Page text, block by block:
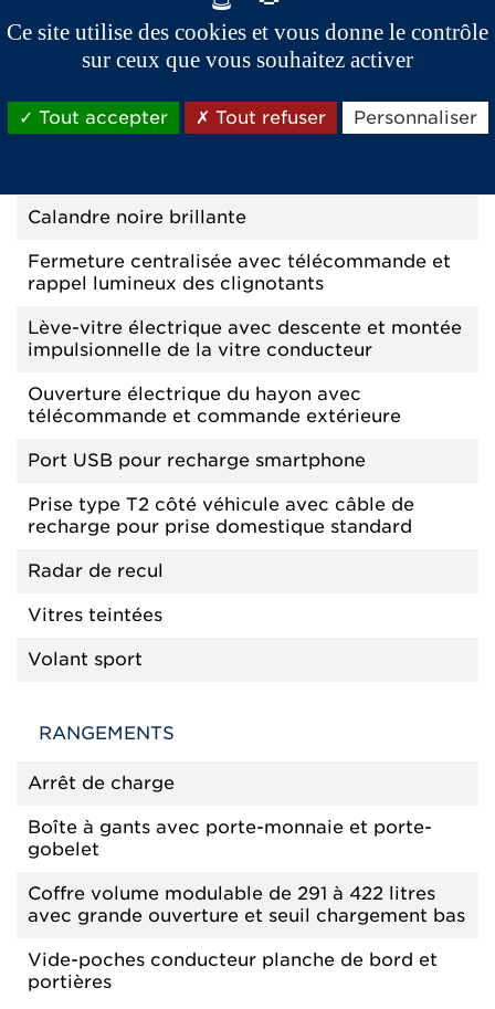
CONFORT ET FINITIONS
Antipincement sur vitre électrique
impulsionnelle
Calandre noire brillante
Fermeture centralisée avec télécommande et
rappel lumineux des clignotants
Lève-vitre électrique avec descente et montée
impulsionnelle de la vitre conducteur
Ouverture électrique du hayon avec
télécommande et commande extérieure
Port USB pour recharge smartphone
Prise type T2 côté véhicule avec câble de
recharge pour prise domestique standard
Radar de recul
Vitres teintées
Volant sport
RANGEMENTS
Arrêt de charge
Boîte à gants avec porte-monnaie et porte-
gobelet
Coffre volume modulable de 291 à 422 litres
avec grande ouverture et seuil chargement bas
Vide-poches conducteur planche de bord et
portières
Ce site utilise des cookies et vous donne le contrôle
sur ceux que vous souhaitez activer
Tout accepter Tout refuser Personnaliser